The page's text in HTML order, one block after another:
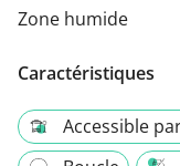
Zone humide
Caractéristiques
Accessible